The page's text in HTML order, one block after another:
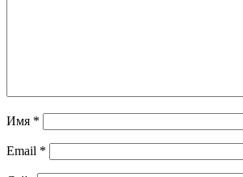
Имя *
Email *